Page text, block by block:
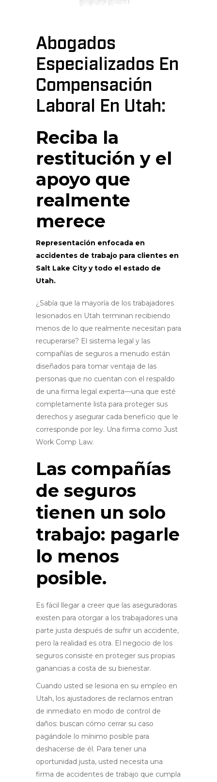
Abogados
Especializados En
Compensación
Laboral En Utah:
Reciba la
restitución y el
apoyo que
realmente
merece
Representación enfocada en
accidentes de trabajo para clientes en
Salt Lake City y todo el estado de
Utah.
¿Sabía que la mayoría de los trabajadores
lesionados en Utah terminan recibiendo
menos de lo que realmente necesitan para
recuperarse? El sistema legal y las
compañías de seguros a menudo están
diseñados para tomar ventaja de las
personas que no cuentan con el respaldo
de una firma legal experta—una que esté
completamente lista para proteger sus
derechos y asegurar cada beneficio que le
corresponde por ley. Una firma como Just
Work Comp Law.
Las compañías
de seguros
tienen un solo
trabajo: pagarle
lo menos
posible.
Es fácil llegar a creer que las aseguradoras
existen para otorgar a los trabajadores una
parte justa después de sufrir un accidente,
pero la realidad es otra. El negocio de los
seguros consiste en proteger sus propias
ganancias a costa de su bienestar.
Cuando usted se lesiona en su empleo en
Utah, los ajustadores de reclamos entran
de inmediato en modo de control de
daños: buscan cómo cerrar su caso
pagándole lo mínimo posible para
deshacerse de él. Para tener una
oportunidad justa, usted necesita una
firma de accidentes de trabajo que cumpla